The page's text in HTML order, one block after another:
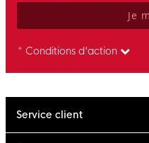
Je
* Conditions d'action
Service client